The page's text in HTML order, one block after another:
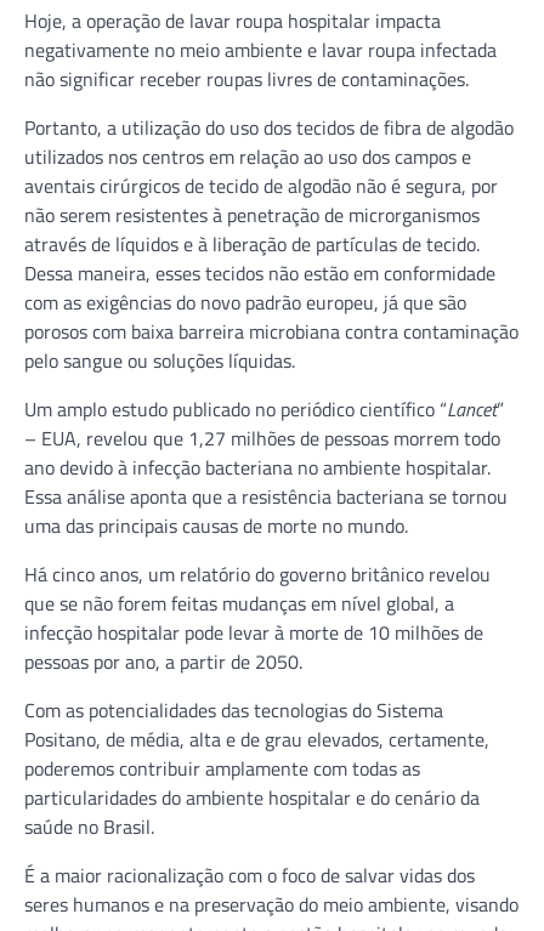
Hoje, a operação de lavar roupa hospitalar impacta
negativamente no meio ambiente e lavar roupa infectada
não significar receber roupas livres de contaminações.
Portanto, a utilização do uso dos tecidos de fibra de algodão
utilizados nos centros em relação ao uso dos campos e
aventais cirúrgicos de tecido de algodão não é segura, por
não serem resistentes à penetração de microrganismos
através de líquidos e à liberação de partículas de tecido.
Dessa maneira, esses tecidos não estão em conformidade
com as exigências do novo padrão europeu, já que são
porosos com baixa barreira microbiana contra contaminação
pelo sangue ou soluções líquidas.
Um amplo estudo publicado no periódico científico “Lancet”
– EUA, revelou que 1,27 milhões de pessoas morrem todo
ano devido à infecção bacteriana no ambiente hospitalar.
Essa análise aponta que a resistência bacteriana se tornou
uma das principais causas de morte no mundo.
Há cinco anos, um relatório do governo britânico revelou
que se não forem feitas mudanças em nível global, a
infecção hospitalar pode levar à morte de 10 milhões de
pessoas por ano, a partir de 2050.
Com as potencialidades das tecnologias do Sistema
Positano, de média, alta e de grau elevados, certamente,
poderemos contribuir amplamente com todas as
particularidades do ambiente hospitalar e do cenário da
saúde no Brasil.
É a maior racionalização com o foco de salvar vidas dos
seres humanos e na preservação do meio ambiente, visando